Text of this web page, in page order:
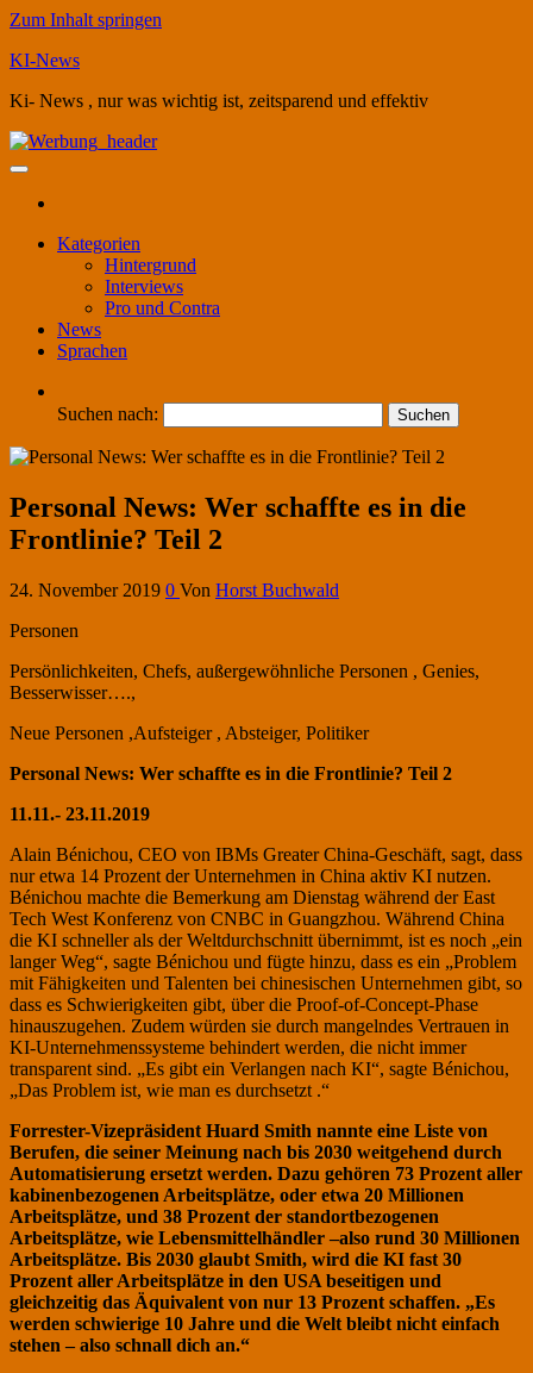
Zum Inhalt springen
KI-News
Ki- News , nur was wichtig ist, zeitsparend und effektiv
Kategorien
Hintergrund
Interviews
Pro und Contra
News
Sprachen
Suchen nach:
Personal News: Wer schaffte es in die
Frontlinie? Teil 2
24. November 2019 0 Von Horst Buchwald
Personen
Persönlichkeiten, Chefs, außergewöhnliche Personen , Genies,
Besserwisser….,
Neue Personen ,Aufsteiger , Absteiger, Politiker
Personal News: Wer schaffte es in die Frontlinie? Teil 2
11.11.- 23.11.2019
Alain Bénichou, CEO von IBMs Greater China-Geschäft, sagt, dass
nur etwa 14 Prozent der Unternehmen in China aktiv KI nutzen.
Bénichou machte die Bemerkung am Dienstag während der East
Tech West Konferenz von CNBC in Guangzhou. Während China
die KI schneller als der Weltdurchschnitt übernimmt, ist es noch „ein
langer Weg“, sagte Bénichou und fügte hinzu, dass es ein „Problem
mit Fähigkeiten und Talenten bei chinesischen Unternehmen gibt, so
dass es Schwierigkeiten gibt, über die Proof-of-Concept-Phase
hinauszugehen. Zudem würden sie durch mangelndes Vertrauen in
KI-Unternehmenssysteme behindert werden, die nicht immer
transparent sind. „Es gibt ein Verlangen nach KI“, sagte Bénichou,
„Das Problem ist, wie man es durchsetzt .“
Forrester-Vizepräsident Huard Smith nannte eine Liste von
Berufen, die seiner Meinung nach bis 2030 weitgehend durch
Automatisierung ersetzt werden. Dazu gehören 73 Prozent aller
kabinenbezogenen Arbeitsplätze, oder etwa 20 Millionen
Arbeitsplätze, und 38 Prozent der standortbezogenen
Arbeitsplätze, wie Lebensmittelhändler –also rund 30 Millionen
Arbeitsplätze. Bis 2030 glaubt Smith, wird die KI fast 30
Prozent aller Arbeitsplätze in den USA beseitigen und
gleichzeitig das Äquivalent von nur 13 Prozent schaffen. „Es
werden schwierige 10 Jahre und die Welt bleibt nicht einfach
stehen –also schnall dich an.“